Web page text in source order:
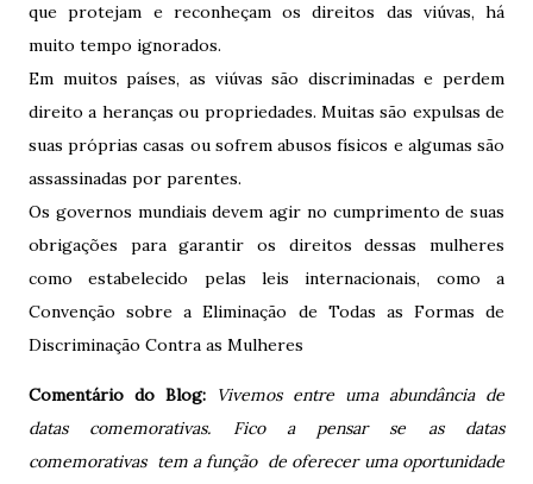
que protejam e reconheçam os direitos das viúvas, há
muito tempo ignorados.
Em muitos países, as viúvas são discriminadas e perdem
direito a heranças ou propriedades. Muitas são expulsas de
suas próprias casas ou sofrem abusos físicos e algumas são
assassinadas por parentes.
Os governos mundiais devem agir no cumprimento de suas
obrigações para garantir os direitos dessas mulheres
como estabelecido pelas leis internacionais, como a
Convenção sobre a Eliminação de Todas as Formas de
Discriminação Contra as Mulheres
Comentário do Blog:
Vivemos entre uma abundância de
datas comemorativas. Fico a pensar se as datas
comemorativas tem a função de oferecer uma oportunidade